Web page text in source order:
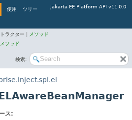
Jakarta EE Platform API v11.0.0
使用 ツリー
ラクター |
メソッド
メソッド
検索:
ELAwareBeanManager
ス: